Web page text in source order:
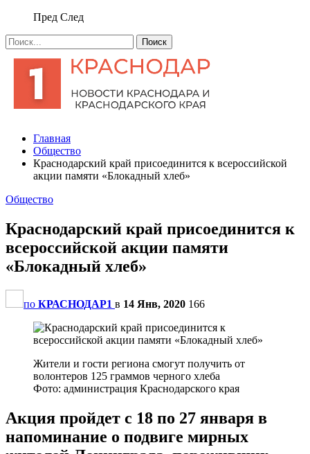
Пред След
Главная
Общество
Краснодарский край присоединится к всероссийской
акции памяти «Блокадный хлеб»
Общество
Краснодарский край присоединится к
всероссийской акции памяти
«Блокадный хлеб»
по КРАСНОДАР1 в 14 Янв, 2020 166
Жители и гости региона смогут получить от
волонтеров 125 граммов черного хлеба
Фото: администрация Краснодарского края
Акция пройдет с 18 по 27 января в
напоминание о подвиге мирных